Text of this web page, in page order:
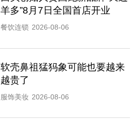
羊多”8月7日全国首店开业
餐饮连锁 2026-08-06
软壳鼻祖猛犸象可能也要越来
越贵了
服饰美妆 2026-08-06